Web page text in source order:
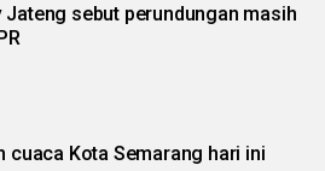
Jateng sebut perundungan masih
cuaca Kota Semarang hari ini